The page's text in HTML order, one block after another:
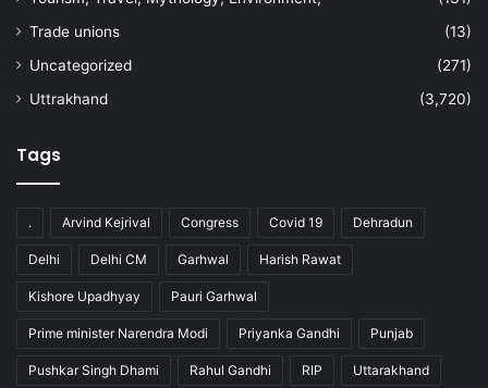
Trade unions
(13)
Uncategorized
(271)
Uttrakhand
(3,720)
Tags
. Arvind Kejrival Congress Covid 19 Dehradun
Delhi Delhi CM Garhwal Harish Rawat
Kishore Upadhyay Pauri Garhwal
Prime minister Narendra Modi Priyanka Gandhi Punjab
Pushkar Singh Dhami Rahul Gandhi RIP Uttarakhand